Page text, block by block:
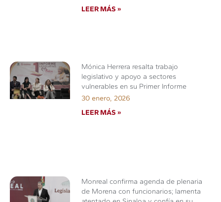
LEER MÁS »
Mónica Herrera resalta trabajo
legislativo y apoyo a sectores
vulnerables en su Primer Informe
30 enero, 2026
LEER MÁS »
Monreal confirma agenda de plenaria
de Morena con funcionarios; lamenta